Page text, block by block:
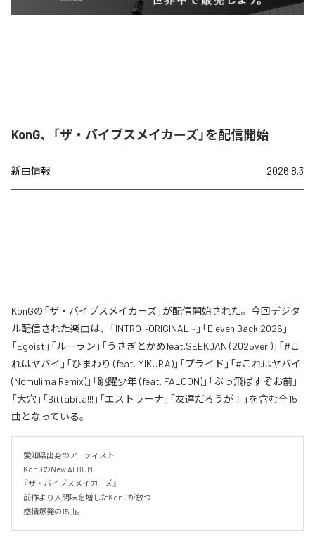
KonG、「ザ・バイブスメイカーズ」を配信開始
新曲情報 2026.8.3
KonGの「ザ・バイブスメイカーズ」が配信開始された。今回デジタ
ル配信された楽曲は、「INTRO ~ORIGINAL ~」「Eleven Back 2026」
「Egoist」「ルーラン」「うさぎとかめfeat.SEEKDAN (2025ver.)」「#こ
れはヤバイ」「ひまわり (feat. MIKURA)」「プライド」「#これはヤバイ
(Nomulima Remix)」「跳躍少年 (feat. FALCON)」「ぶっ飛ばすぞお前」
「大穴」「Bittabita!!!」「エストラーナ」「友達だろうが！」を含む全15
曲となっている。
愛知県出身のアーティスト
KonGのNew ALBUM
『ザ・バイブスメイカーズ』
前作より人間味を増したKonGが放つ
感情爆発の15曲。